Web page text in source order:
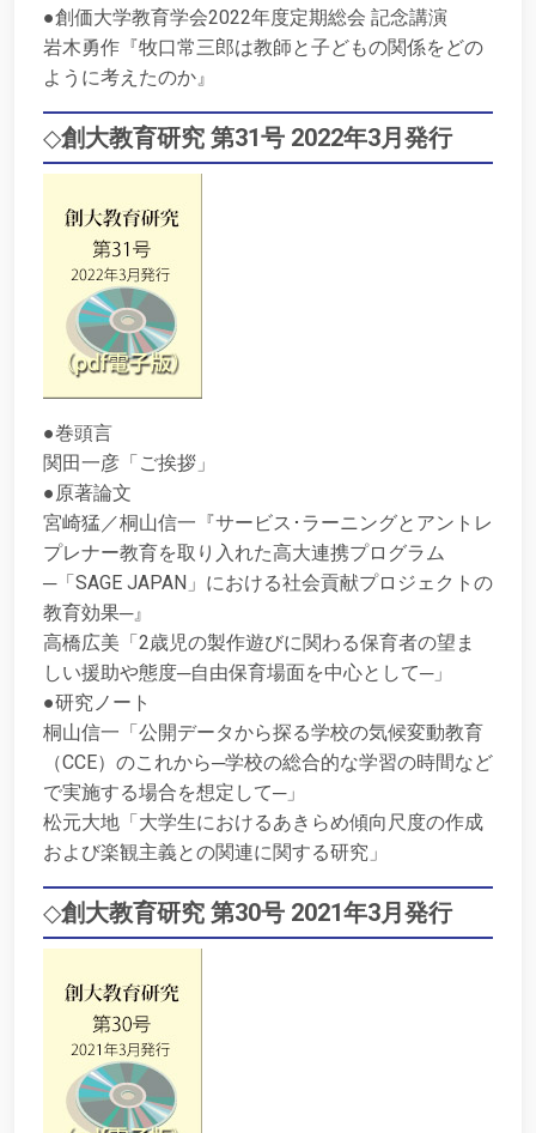
●創価大学教育学会2022年度定期総会 記念講演
岩木勇作『牧口常三郎は教師と子どもの関係をどの
ように考えたのか』
◇創大教育研究 第31号 2022年3月発行
●巻頭言
関田一彦「ご挨拶」
●原著論文
宮崎猛／桐山信一『サービス･ラーニングとアントレ
プレナー教育を取り入れた高大連携プログラム
─「SAGE JAPAN」における社会貢献プロジェクトの
教育効果─』
高橋広美「2歳児の製作遊びに関わる保育者の望ま
しい援助や態度─自由保育場面を中心として─」
●研究ノート
桐山信一「公開データから探る学校の気候変動教育
（CCE）のこれから─学校の総合的な学習の時間など
で実施する場合を想定して─」
松元大地「大学生におけるあきらめ傾向尺度の作成
および楽観主義との関連に関する研究」
◇創大教育研究 第30号 2021年3月発行